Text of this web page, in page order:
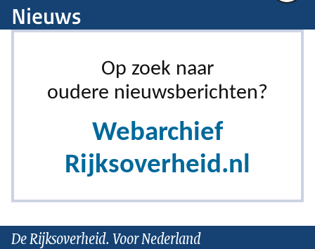
Nieuws
De Rijksoverheid. Voor Nederland